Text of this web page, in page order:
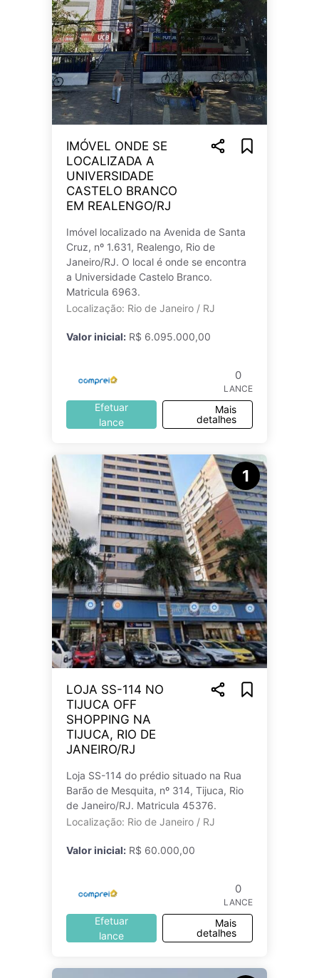
IMÓVEL ONDE SE
LOCALIZADA A
UNIVERSIDADE
CASTELO BRANCO
EM REALENGO/RJ
Imóvel localizado na Avenida de Santa
Cruz, nº 1.631, Realengo, Rio de
Janeiro/RJ. O local é onde se encontra
a Universidade Castelo Branco.
Matricula 6963.
Localização: Rio de Janeiro / RJ
Valor inicial: R$ 6.095.000,00
0
LANCE
Efetuar
lance
Mais
detalhes
1
LOJA SS-114 NO
TIJUCA OFF
SHOPPING NA
TIJUCA, RIO DE
JANEIRO/RJ
Loja SS-114 do prédio situado na Rua
Barão de Mesquita, nº 314, Tijuca, Rio
de Janeiro/RJ. Matricula 45376.
Localização: Rio de Janeiro / RJ
Valor inicial: R$ 60.000,00
0
LANCE
Efetuar
lance
Mais
detalhes